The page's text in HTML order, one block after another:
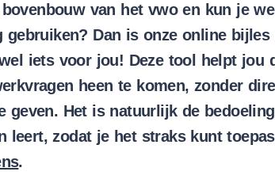
van het vwo en kun je
gebruiken? Dan is onze online bijles
iets voor jou! Deze tool helpt jou
heen te komen, zonder
geven. Het is natuurlijk de
leert, zodat je het straks kunt
.